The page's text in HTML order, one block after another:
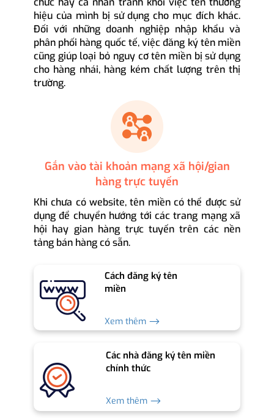
hiệu của mình bị sử dụng cho mục đích khác.
Đối với những doanh nghiệp nhập khẩu và
phân phối hàng quốc tế, việc đăng ký tên miền
cũng giúp loại bỏ nguy cơ tên miền bị sử dụng
cho hàng nhái, hàng kém chất lượng trên thị
trường.
Gắn vào tài khoản mạng xã hội/gian
hàng trực tuyến
Khi chưa có website, tên miền có thể được sử
dụng để chuyển hướng tới các trang mạng xã
hội hay gian hàng trực tuyến trên các nền
tảng bán hàng có sẵn.
Cách đăng ký tên
miền
Xem thêm ⟶
Các nhà đăng ký tên miền
chính thức
Xem thêm ⟶